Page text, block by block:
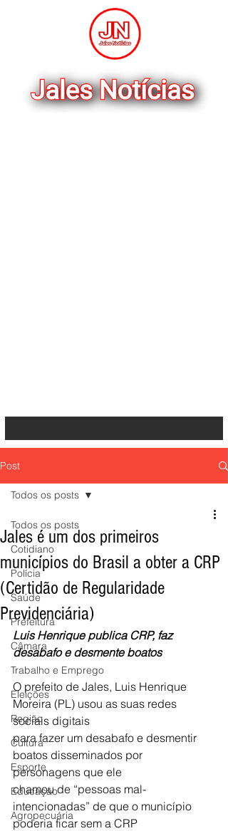
Post
Todos os posts
Cotidiano
Polícia
Saúde
Prefeitura
Câmara
Trabalho e Emprego
Eleições
Região
Cultura
Esporte
Educação
Agropecuária
Todos os posts
Jales é um dos primeiros
municípios do Brasil a obter a CRP
(Certidão de Regularidade
Previdenciária)
Luis Henrique publica CRP, faz
desabafo e desmente boatos
O prefeito de Jales, Luis Henrique
Moreira (PL) usou as suas redes
sociais digitais
para fazer um desabafo e desmentir
boatos disseminados por
personagens que ele
chamou de “pessoas mal-
intencionadas” de que o município
poderia ficar sem a CRP